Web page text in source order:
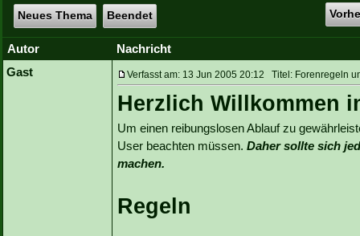
Neues Thema Beendet
Autor
Nachricht
Gast
Verfasst am: 13 Jun 2005 20:12 Titel: Forenregeln
Herzlich Willkommen
Um einen reibungslosen Ablauf zu
User beachten müssen. Daher sollte sich
machen.
Regeln